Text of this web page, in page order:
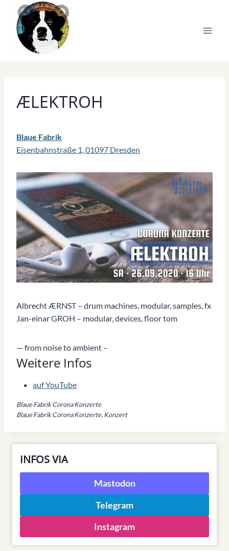
Inhalt
springen
ÆLEKTROH
Blaue Fabrik
Eisenbahnstraße 1, 01097 Dresden
Blaue Fabrik Corona Konzerte
Blaue Fabrik Corona Konzerte, Konzert
Weitere Infos
auf YouTube
Albrecht ÆRNST – drum machines, modular, samples, fx
Jan-einar GROH – modular, devices, floor tom
— from noise to ambient –
INFOS VIA
Mastodon
Telegram
Instagram